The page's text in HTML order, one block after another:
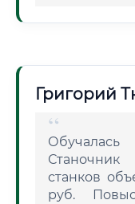
Григорий
Станочник
станков
руб.